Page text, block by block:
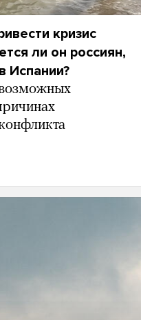
кризис
ли он россиян,
Испании?